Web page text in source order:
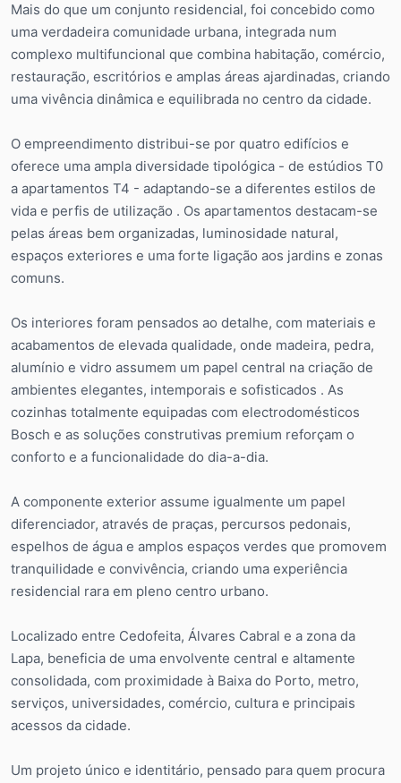
Mais do que um conjunto residencial, foi concebido como
uma verdadeira comunidade urbana, integrada num
complexo multifuncional que combina habitação, comércio,
restauração, escritórios e amplas áreas ajardinadas, criando
uma vivência dinâmica e equilibrada no centro da cidade.
O empreendimento distribui-se por quatro edifícios e
oferece uma ampla diversidade tipológica - de estúdios T0
a apartamentos T4 - adaptando-se a diferentes estilos de
vida e perfis de utilização . Os apartamentos destacam-se
pelas áreas bem organizadas, luminosidade natural,
espaços exteriores e uma forte ligação aos jardins e zonas
comuns.
Os interiores foram pensados ao detalhe, com materiais e
acabamentos de elevada qualidade, onde madeira, pedra,
alumínio e vidro assumem um papel central na criação de
ambientes elegantes, intemporais e sofisticados . As
cozinhas totalmente equipadas com electrodomésticos
Bosch e as soluções construtivas premium reforçam o
conforto e a funcionalidade do dia-a-dia.
A componente exterior assume igualmente um papel
diferenciador, através de praças, percursos pedonais,
espelhos de água e amplos espaços verdes que promovem
tranquilidade e convivência, criando uma experiência
residencial rara em pleno centro urbano.
Localizado entre Cedofeita, Álvares Cabral e a zona da
Lapa, beneficia de uma envolvente central e altamente
consolidada, com proximidade à Baixa do Porto, metro,
serviços, universidades, comércio, cultura e principais
acessos da cidade.
Um projeto único e identitário, pensado para quem procura